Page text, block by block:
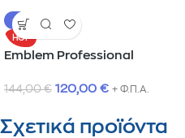
-17%
HOT
Emblem Professional
144,00€ 120,00 € + Φ.Π.Α.
Σχετικά προϊόντα